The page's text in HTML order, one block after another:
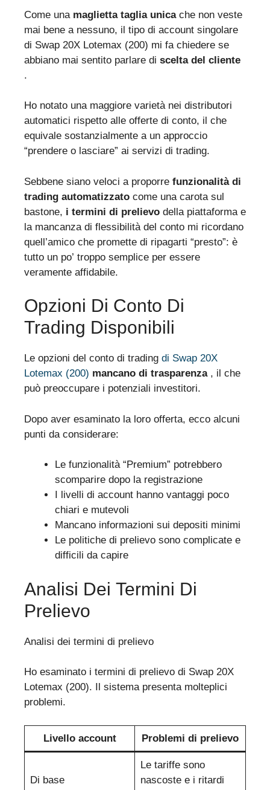
Come una maglietta taglia unicache non veste
mai bene a nessuno, il tipo di account singolare
di Swap 20X Lotemax (200) mi fa chiedere se
abbiano mai sentito parlare di scelta del cliente
.
Ho notato una maggiore varietà nei distributori
automatici rispetto alle offerte di conto, il che
equivale sostanzialmente a un approccio
“prendere o lasciare” ai servizi di trading.
Sebbene siano veloci a proporre funzionalità di
trading automatizzato come una carota sul
bastone, i termini di prelievo della piattaforma e
la mancanza di flessibilità del conto mi ricordano
quell’amico che promette di ripagarti “presto”: è
tutto un po’ troppo semplice per essere
veramente affidabile.
Opzioni Di Conto Di
Trading Disponibili
Le opzioni del conto di trading di Swap 20X
Lotemax (200) mancano di trasparenza, il che
può preoccupare i potenziali investitori.
Dopo aver esaminato la loro offerta, ecco alcuni
punti da considerare:
Le funzionalità “Premium” potrebbero
scomparire dopo la registrazione
I livelli di account hanno vantaggi poco
chiari e mutevoli
Mancano informazioni sui depositi minimi
Le politiche di prelievo sono complicate e
difficili da capire
Analisi Dei Termini Di
Prelievo
Analisi dei termini di prelievo
Ho esaminato i termini di prelievo di Swap 20X
Lotemax (200). Il sistema presenta molteplici
problemi.
Livello account Problemi di prelievo
Di base
Le tariffe sono
nascoste e i ritardi